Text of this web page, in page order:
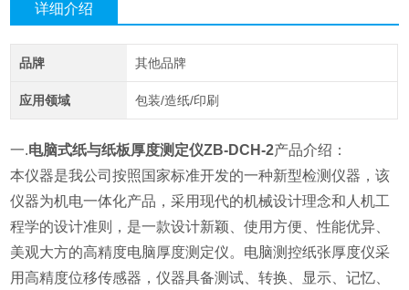
详细介绍
品牌 其他品牌
应用领域 包装/造纸/印刷
一.电脑式纸与纸板厚度测定仪ZB-DCH-2产品介绍：
本仪器是我公司按照国家标准开发的一种新型检测仪器，该
仪器为机电一体化产品，采用现代的机械设计理念和人机工
程学的设计准则，是一款设计新颖、使用方便、性能优异、
美观大方的高精度电脑厚度测定仪。电脑测控纸张厚度仪采
用高精度位移传感器，仪器具备测试、转换、显示、记忆、